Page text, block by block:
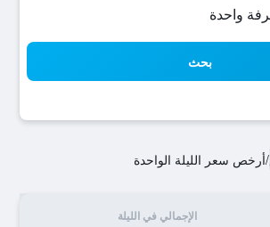
بحث
/أرخص سعر الليلة الواحدة
الإجمالي في الليلة